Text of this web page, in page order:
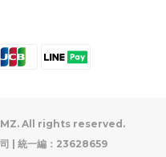
All rights reserved.
司 | 統一編：23628659